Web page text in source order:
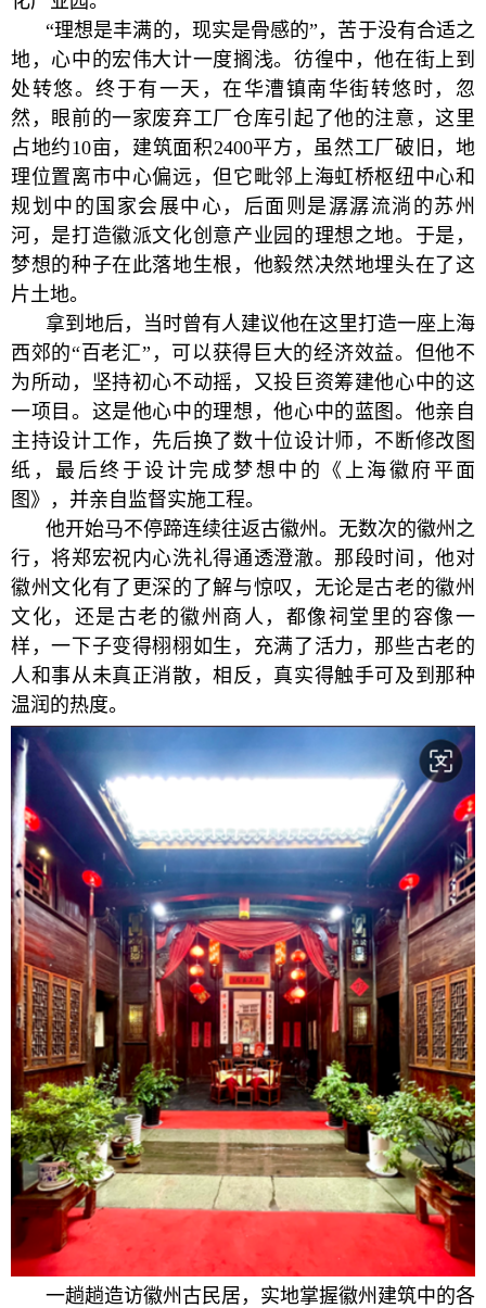
“理想是丰满的，现实是骨感的”，苦于没有合适之
地，心中的宏伟大计一度搁浅。彷徨中，他在街上到
处转悠。终于有一天，在华漕镇南华街转悠时，忽
然，眼前的一家废弃工厂仓库引起了他的注意，这里
占地约10亩，建筑面积2400平方，虽然工厂破旧，地
理位置离市中心偏远，但它毗邻上海虹桥枢纽中心和
规划中的国家会展中心，后面则是潺潺流淌的苏州
河，是打造徽派文化创意产业园的理想之地。于是，
梦想的种子在此落地生根，他毅然决然地埋头在了这
片土地。
拿到地后，当时曾有人建议他在这里打造一座上海
西郊的“百老汇”，可以获得巨大的经济效益。但他不
为所动，坚持初心不动摇，又投巨资筹建他心中的这
一项目。这是他心中的理想，他心中的蓝图。他亲自
主持设计工作，先后换了数十位设计师，不断修改图
纸，最后终于设计完成梦想中的《上海徽府平面
图》，并亲自监督实施工程。
他开始马不停蹄连续往返古徽州。无数次的徽州之
行，将郑宏祝内心洗礼得通透澄澈。那段时间，他对
徽州文化有了更深的了解与惊叹，无论是古老的徽州
文化，还是古老的徽州商人，都像祠堂里的容像一
样，一下子变得栩栩如生，充满了活力，那些古老的
人和事从未真正消散，相反，真实得触手可及到那种
温润的热度。
一趟趟造访徽州古民居，实地掌握徽州建筑中的各